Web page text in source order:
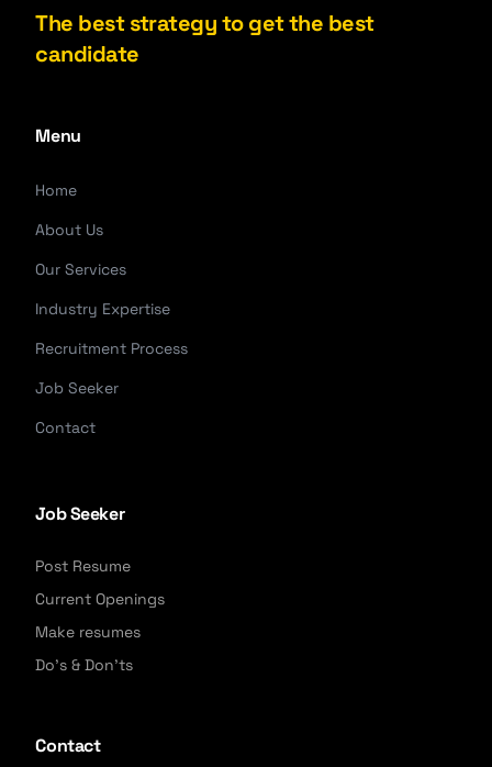
The best strategy to get the best
candidate
Menu
Home
About Us
Our Services
Industry Expertise
Recruitment Process
Job Seeker
Contact
Job Seeker
Post Resume
Current Openings
Make resumes
Do's & Don'ts
Contact